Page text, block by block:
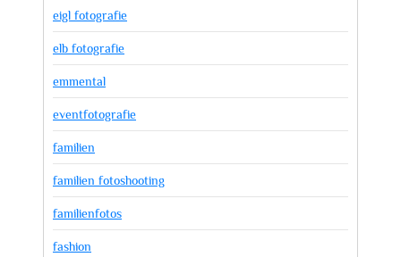
eigl fotografie
elb fotografie
emmental
eventfotografie
familien
familien fotoshooting
familienfotos
fashion